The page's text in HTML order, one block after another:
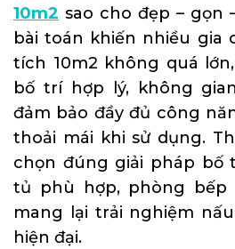
10m2 sao cho đẹp – gọn
bài toán khiến nhiều gia
tích 10m2 không quá
bố trí hợp lý, không
đảm bảo đầy đủ công
thoải mái khi sử dụng.
chọn đúng giải pháp bố
tủ phù hợp, phòng bếp
mang lại trải nghiệm
hiện đại.